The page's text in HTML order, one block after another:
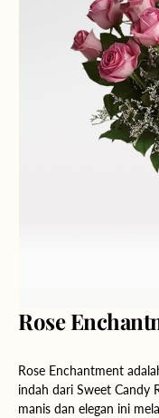
Rose
Rose Enchantment
indah dari Sweet Candy
manis dan elegan ini